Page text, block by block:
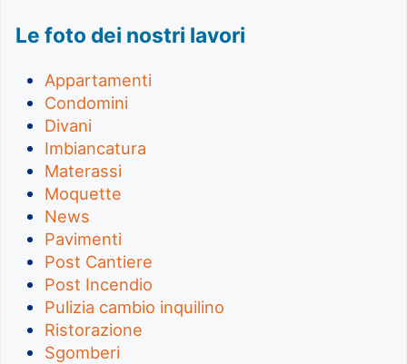
Le foto dei nostri lavori
Appartamenti
Condomini
Divani
Imbiancatura
Materassi
Moquette
News
Pavimenti
Post Cantiere
Post Incendio
Pulizia cambio inquilino
Ristorazione
Sgomberi